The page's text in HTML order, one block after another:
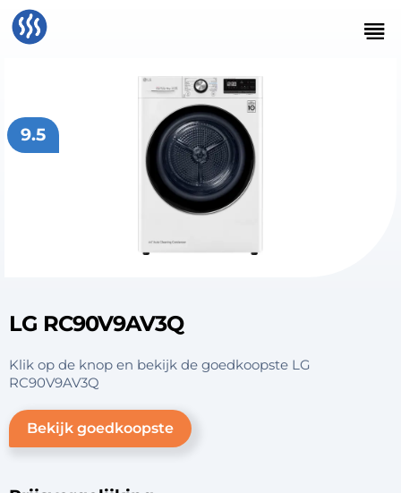
9.5
LG RC90V9AV3Q
Klik op de knop en bekijk de goedkoopste LG
RC90V9AV3Q
Bekijk goedkoopste